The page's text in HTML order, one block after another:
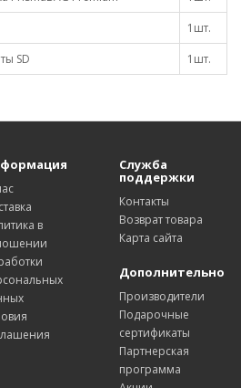
1шт.
SD
1шт.
в
Служба
поддержки
Контакты
Возврат товара
Карта сайта
Дополнительно
Производители
Подарочные
сертификаты
Партнерская
программа